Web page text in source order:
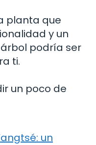
planta que
y un
podría ser
ti.
un poco de
un